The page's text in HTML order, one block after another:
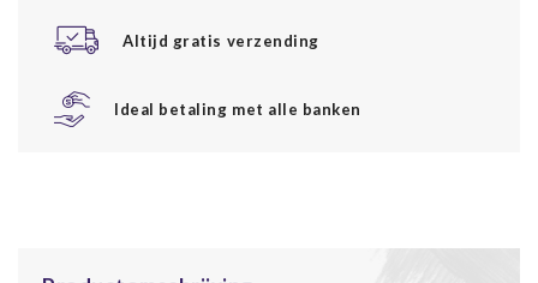
Altijd gratis verzending
Ideal betaling met alle banken